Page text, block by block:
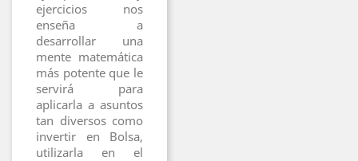
ejercicios nos
enseña a
desarrollar una
mente matemática
más potente que le
servirá para
aplicarla a asuntos
tan diversos como
invertir en Bolsa,
utilizarla en el